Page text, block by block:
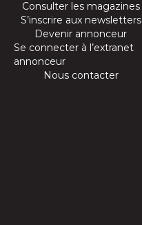
Consulter les magazines
S’inscrire aux newsletters
Devenir annonceur
Se connecter à l’extranet
annonceur
Nous contacter